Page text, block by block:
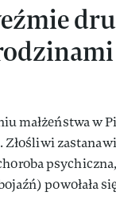
małżeństwa w
powołała